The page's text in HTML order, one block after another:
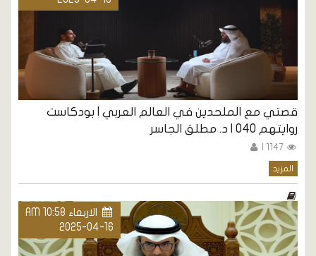
قصتي مع الملحدين في العالم العربي | بودكاست
روايتهم 040 | د. مطلق الجاسر
المزيد
الاربعاء AM 10:58
2025-04-16